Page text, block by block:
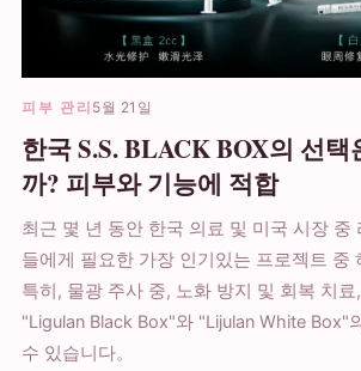
피부 관리 5월 21일
한국 S.S. BLACK BOX의 선택
까? 피부와 기능에 적합
최근 몇 년 동안 한국 의료 및 미국 시장 중
들에게 필요한 가장 인기있는 프로젝트 중
특히, 물광 주사 중, 노화 방지 및 회복 치
"Ligulan Black Box"와 "Lijulan White Box"
수 있습니다。